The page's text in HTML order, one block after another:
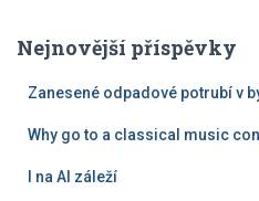
Nejnovější příspěvky
Zanesené odpadové potrubí v
Why go to a classical music
I na AI záleží